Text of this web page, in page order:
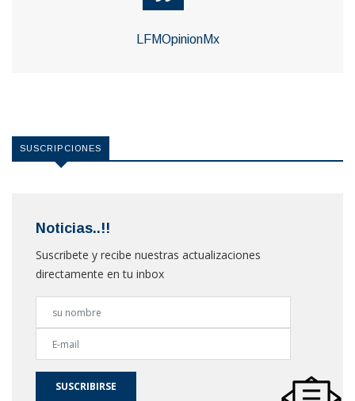
LFMOpinionMx
SUSCRIPCIONES
Noticias..!!
Suscribete y recibe nuestras actualizaciones
directamente en tu inbox
SUSCRIBIRSE